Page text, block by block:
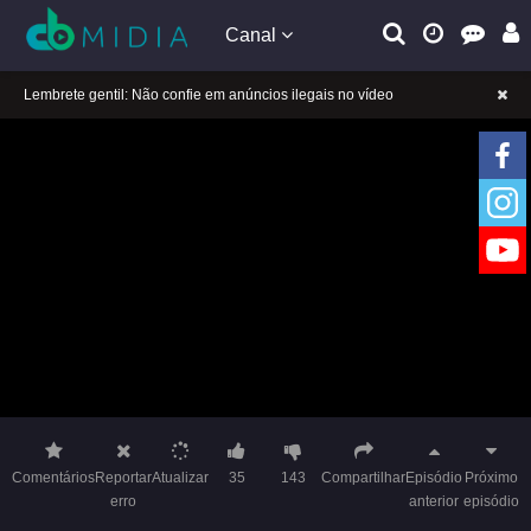
Canal
A tocar：Garota Furacão 2-24
ComentáriosReportar
erro
Atualizar 35 143 CompartilharEpisódio
anterior
Próximo
episódio